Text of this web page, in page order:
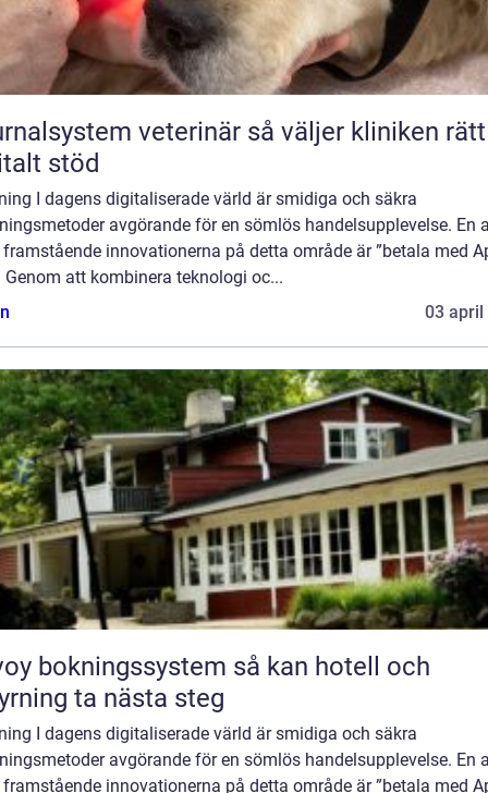
veterinär så väljer kliniken rätt
stöd
I dagens digitaliserade värld är smidiga och säkra
avgörande för en sömlös handelsupplevelse. En
innovationerna på detta område är ”betala med
Genom att kombinera teknologi oc...
03 april
så kan hotell och
ta nästa steg
I dagens digitaliserade värld är smidiga och säkra
avgörande för en sömlös handelsupplevelse. En
innovationerna på detta område är ”betala med